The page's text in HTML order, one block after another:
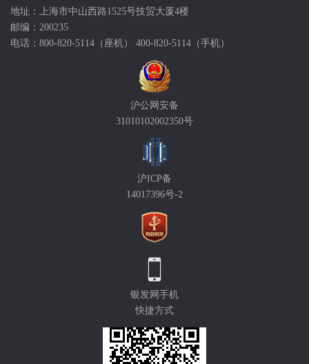
地址：上海市中山西路1525号技贸大厦4楼
邮编：200235
电话：800-820-5114（座机） 400-820-5114（手机）
沪公网安备
31010102002350号
沪ICP备
14017396号-2
银发网手机
快捷方式